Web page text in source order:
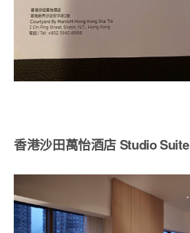
香港沙田萬怡酒店 Studio Suite